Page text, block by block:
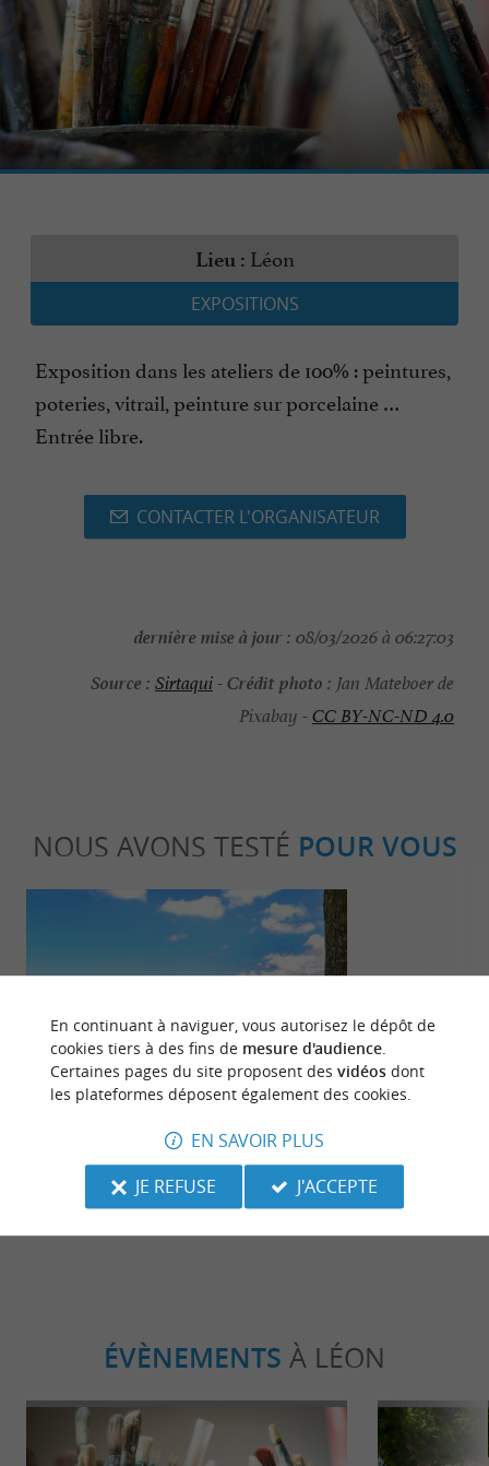
Lieu : Léon
EXPOSITIONS
Exposition dans les ateliers de 100% : peintures,
poteries, vitrail, peinture sur porcelaine …
Entrée libre.
CONTACTER L'ORGANISATEUR
dernière mise à jour : 08/03/2026 à 06:27:03
Source : Sirtaqui-Crédit photo : Jan Mateboer de
Pixabay -CC BY-NC-ND 4.0
NOUS AVONS TESTÉ POUR VOUS
Faire du vélo dans les Landes : pistes
cyclables et voies vertes !
190 m - Léon
Sportive
ÉVÈNEMENTS À LÉON
En continuant à naviguer, vous autorisez le dépôt de
cookies tiers à des fins de mesure d'audience.
Certaines pages du site proposent des vidéosdont
les plateformes déposent également des cookies.
EN SAVOIR PLUS
JE REFUSE
J'ACCEPTE